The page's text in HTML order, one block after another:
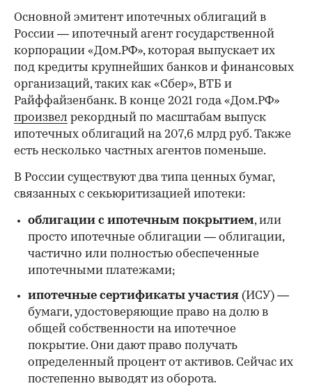
Основной эмитент ипотечных облигаций в
России — ипотечный агент государственной
корпорации «Дом.РФ», которая выпускает их
под кредиты крупнейших банков и финансовых
организаций, таких как «Сбер», ВТБ и
Райффайзенбанк. В конце 2021 года «Дом.РФ»
произвел рекордный по масштабам выпуск
ипотечных облигаций на 207,6 млрд руб. Также
есть несколько частных агентов поменьше.
В России существуют два типа ценных бумаг,
связанных с секьюритизацией ипотеки:
облигации с ипотечным покрытием, или
просто ипотечные облигации — облигации,
частично или полностью обеспеченные
ипотечными платежами;
ипотечные сертификаты участия (ИСУ) —
бумаги, удостоверяющие право на долю в
общей собственности на ипотечное
покрытие. Они дают право получать
определенный процент от активов. Сейчас их
постепенно выводят из оборота.